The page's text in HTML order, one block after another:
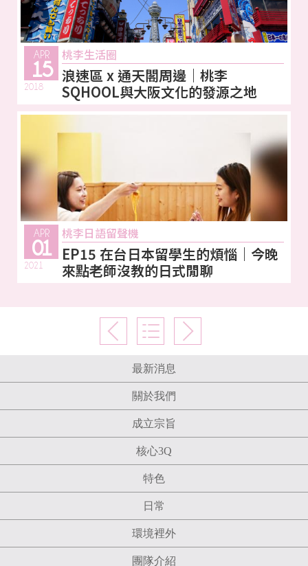
APR
15
2018
桃李生活圈
浪速區 x 通天閣周邊｜桃李
SQHOOL與大阪文化的發源之地
APR
01
2021
桃李日語留聲機
EP15 在台日本留學生的煩惱｜今晚
來點老師沒教的日式閒聊
最新消息
關於我們
成立宗旨
核心3Q
特色
日常
環境裡外
團隊介紹